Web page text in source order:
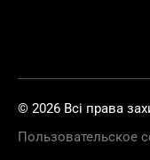
© 2026 Всі права
Пользовательское